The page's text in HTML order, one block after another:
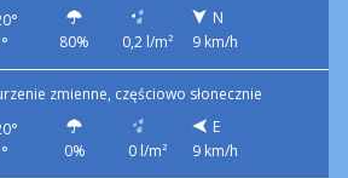
80% 0,2 l/m²
N
9 km/h
zmienne, częściowo słonecznie
0% 0 l/m²
E
9 km/h